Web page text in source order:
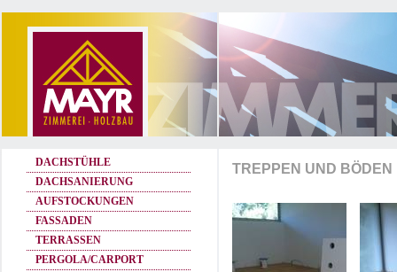
DACHSTÜHLE
DACHSANIERUNG
AUFSTOCKUNGEN
FASSADEN
TERRASSEN
PERGOLA/CARPORT
TREPPEN UND BÖDEN